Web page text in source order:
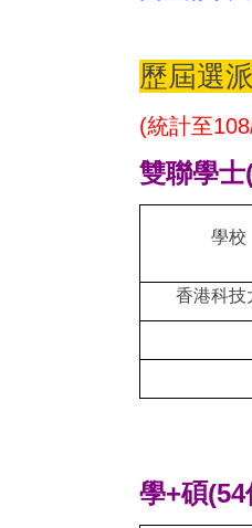
歷屆選
(統計至
雙聯學士
學校
香港科技
學+碩(54